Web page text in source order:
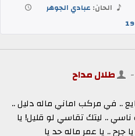
الحان: عبادي الجوهر
- طلال مداح
.. في مركب اماني ماله دليل ..
.. ليتك تقاسي لو قليل! يا
.. يا عمر ماله حد يا